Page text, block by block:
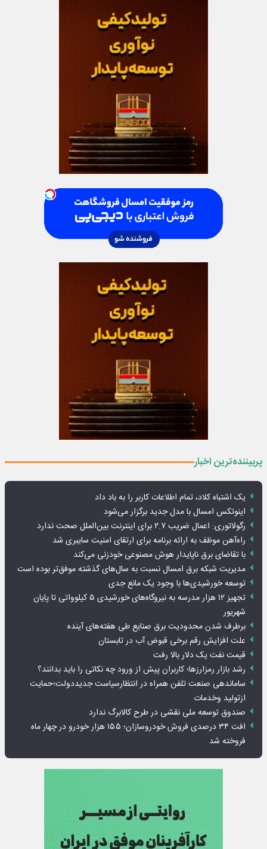
پربیننده‌ترین اخبار
یک اشتباه کلاد، تمام اطلاعات کاربر را به باد داد
اینوتکس امسال با مدل جدید برگزار می‌شود
رگولاتوری: اعمال ضریب ۲.۷ برای اینترنت بین‌الملل صحت ندارد
راه‌آهن موظف به ارائه برنامه برای ارتقای امنیت سایبری شد
با تقاضای برق ناپایدار هوش مصنوعی خودزنی می‌کند
مدیریت شبکه برق امسال نسبت به سال‌های گذشته موفق‌تر بوده است
توسعه خورشیدی‌ها با وجود یک مانع جدی
تجهیز ۱۲ هزار مدرسه به نیروگاه‌های خورشیدی ۵ کیلوواتی تا پایان
شهریور
برطرف شدن محدودیت‌ برق صنایع طی هفته‌های آینده
علت افزایش رقم برخی قبوض آب در تابستان
قیمت نفت یک دلار بالا رفت
رشد بازار رمزارزها؛ کاربران پیش از ورود چه نکاتی را باید بدانند؟
ساماندهی صنعت تلفن همراه در انتظارسیاست جدیددولت؛حمایت
ازتولید وخدمات
صندوق توسعه ملی نقشی در طرح کالابرگ ندارد
افت ۳۴ درصدی فروش خودروسازان؛ ۱۵۵ هزار خودرو در چهار ماه
فروخته شد